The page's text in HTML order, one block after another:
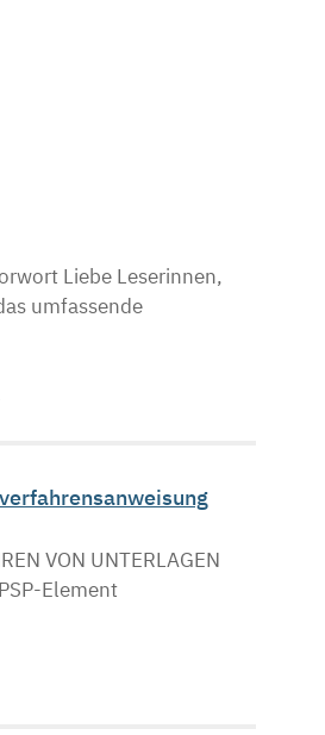
Liebe Leserinnen,
umfassende
VON UNTERLAGEN
Element